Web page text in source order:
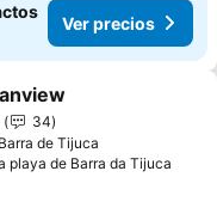
Ver precios
a favoritos
34
de Tijuca
playa de Barra da Tijuca